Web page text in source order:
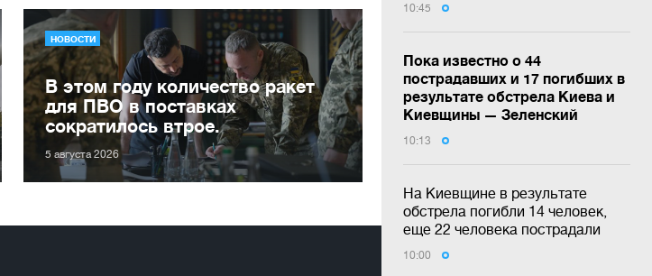
10:45
Пока известно о 44
пострадавших и 17 погибших в
результате обстрела Киева и
Киевщины — Зеленский
10:13
На Киевщине в результате
обстрела погибли 14 человек,
еще 22 человека пострадали
10:00
НОВОСТИ
В этом году количество ракет
для ПВО в поставках
сократилось втрое.
5 августа 2026